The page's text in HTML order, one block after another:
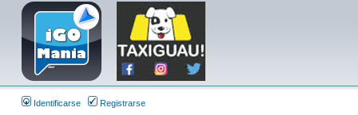
Identificarse Registrarse